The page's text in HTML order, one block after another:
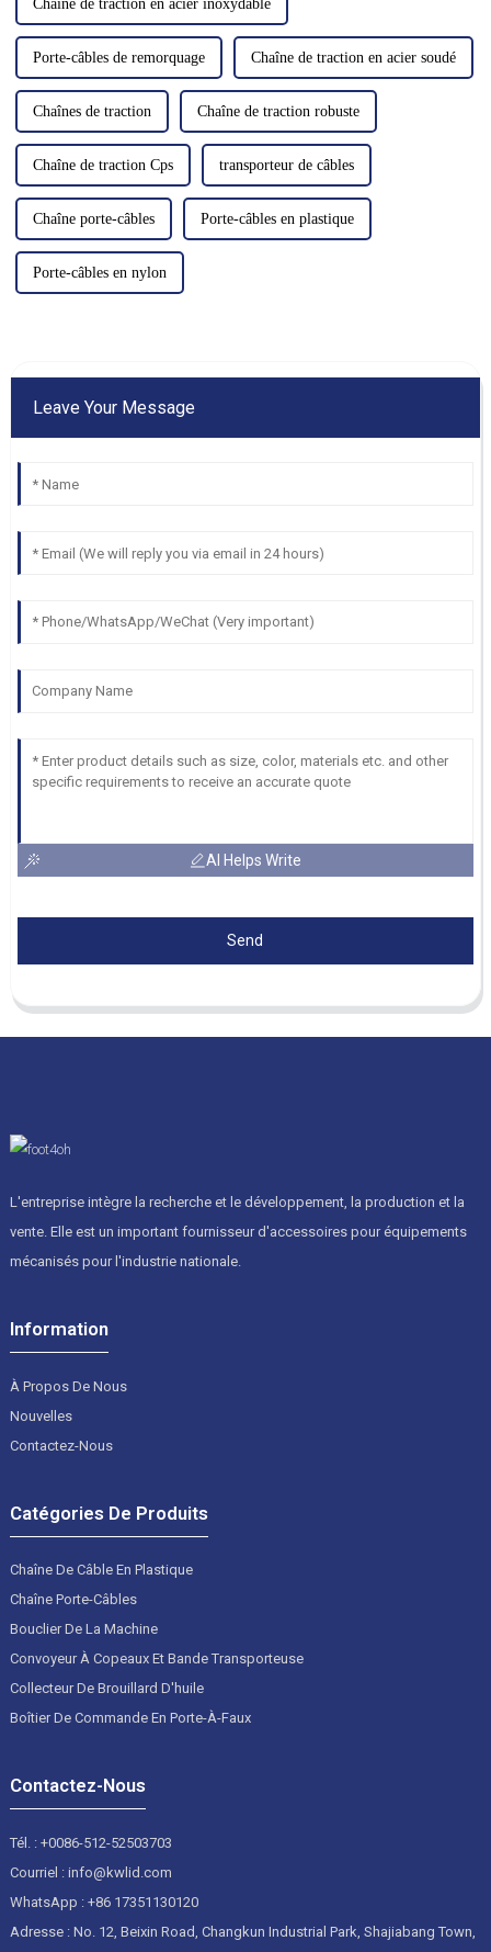
Chaîne de traction en acier inoxydable
Porte-câbles de remorquage Chaîne de traction en acier soudé
Chaînes de traction Chaîne de traction robuste
Chaîne de traction Cps transporteur de câbles
Chaîne porte-câbles Porte-câbles en plastique
Porte-câbles en nylon
Leave Your Message
AI Helps Write
Send
L'entreprise intègre la recherche et le développement, la production et la
vente. Elle est un important fournisseur d'accessoires pour équipements
mécanisés pour l'industrie nationale.
Information
À Propos De Nous
Nouvelles
Contactez-Nous
Catégories De Produits
Chaîne De Câble En Plastique
Chaîne Porte-Câbles
Bouclier De La Machine
Convoyeur À Copeaux Et Bande Transporteuse
Collecteur De Brouillard D'huile
Boîtier De Commande En Porte-À-Faux
Contactez-Nous
Tél. : +0086-512-52503703
Courriel : info@kwlid.com
WhatsApp : +86 17351130120
Adresse : No. 12, Beixin Road, Changkun Industrial Park, Shajiabang Town,